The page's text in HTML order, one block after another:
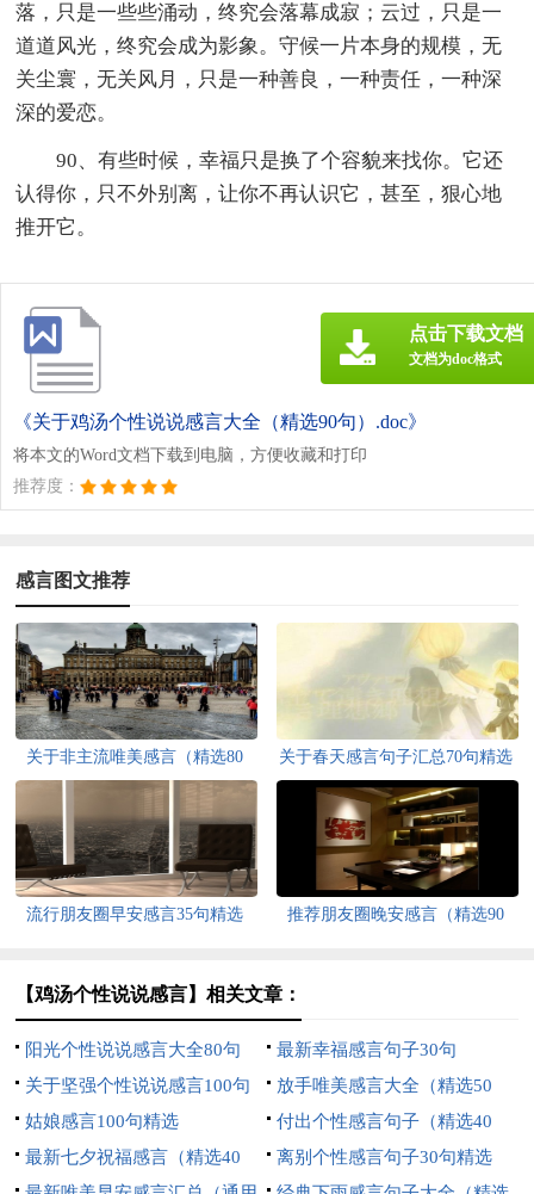
落，只是一些些涌动，终究会落幕成寂；云过，只是一
道道风光，终究会成为影象。守候一片本身的规模，无
关尘寰，无关风月，只是一种善良，一种责任，一种深
深的爱恋。
90、有些时候，幸福只是换了个容貌来找你。它还
认得你，只不外别离，让你不再认识它，甚至，狠心地
推开它。
《关于鸡汤个性说说感言大全（精选90句）.doc》
将本文的Word文档下载到电脑，方便收藏和打印
推荐度：
点击下载文档
文档为doc格式
感言图文推荐
关于非主流唯美感言（精选80
句）
关于春天感言句子汇总70句精选
流行朋友圈早安感言35句精选
推荐朋友圈晚安感言（精选90
【鸡汤个性说说感言】相关文章：
阳光个性说说感言大全80句
最新幸福感言句子30句
关于坚强个性说说感言100句
精选
放手唯美感言大全（精选50
句）
姑娘感言100句精选
付出个性感言句子（精选40
句）
最新七夕祝福感言（精选40
离别个性感言句子30句精选